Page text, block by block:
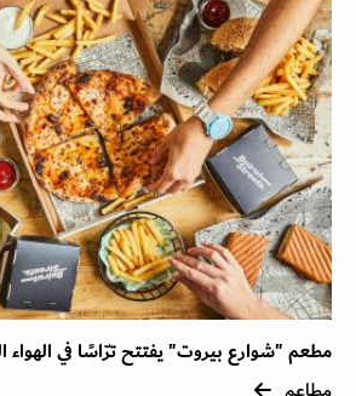
مطعم "شوارع بيروت" يفتتح ترّاسًا في الهواء